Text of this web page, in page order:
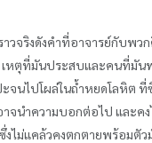
าวจริงดังคำที่อาจารย์กับพ
หตุที่มันประสบและคนที่มัน
จนไปโผล่ในถ้ำหยดโลหิ
จนำความบอกต่อไป และค
ไม่แคล้วคงตกตายพร้อมตัว